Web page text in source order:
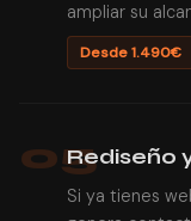
ampliar su
Desde 1.490€
05Rediseño
Si ya tienes